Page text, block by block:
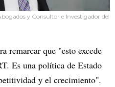
y Consultor e Investigador del
remarcar que "esto excede
Es una política de Estado
y el crecimiento".